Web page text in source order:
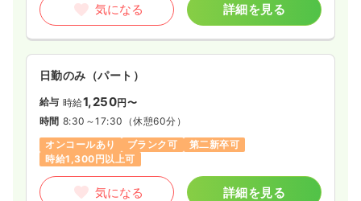
気になる 詳細を見る
日勤のみ（パート）
給与 時給1,250円〜
時間 8:30～17:30 （休憩60分）
オンコールあり
ブランク可
第二新卒可
時給1,300円以上可
気になる 詳細を見る